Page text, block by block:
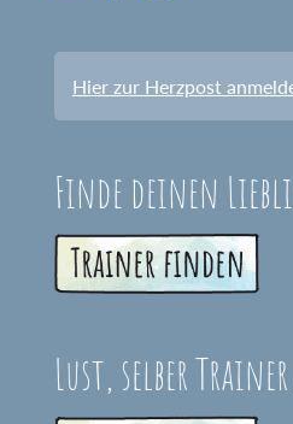
Hier zur Herzpost
Finde deinen
Lust, selber